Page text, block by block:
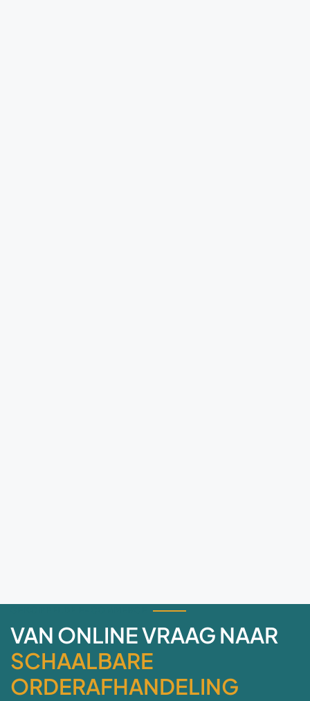
VAN ONLINE VRAAG NAAR
SCHAALBARE
ORDERAFHANDELING